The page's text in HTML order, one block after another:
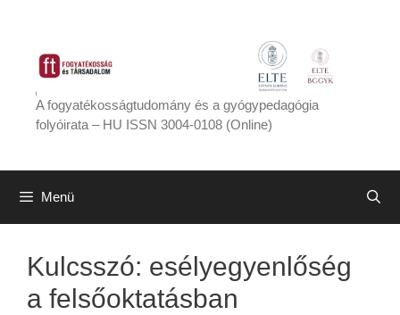
tartalomba
A fogyatékosságtudomány és a gyógypedagógia
folyóirata – HU ISSN 3004-0108 (Online)
Menü
Kulcsszó: esélyegyenlőség
a felsőoktatásban